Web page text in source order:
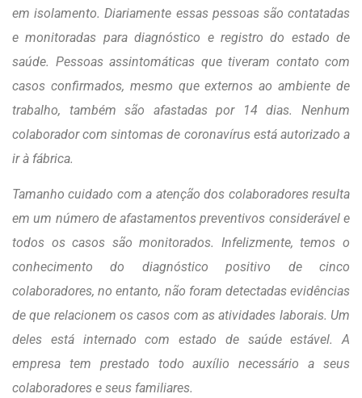
em isolamento. Diariamente essas pessoas são contatadas
e monitoradas para diagnóstico e registro do estado de
saúde. Pessoas assintomáticas que tiveram contato com
casos confirmados, mesmo que externos ao ambiente de
trabalho, também são afastadas por 14 dias. Nenhum
colaborador com sintomas de coronavírus está autorizado a
ir à fábrica.
Tamanho cuidado com a atenção dos colaboradores resulta
em um número de afastamentos preventivos considerável e
todos os casos são monitorados. Infelizmente, temos o
conhecimento do diagnóstico positivo de cinco
colaboradores, no entanto, não foram detectadas evidências
de que relacionem os casos com as atividades laborais. Um
deles está internado com estado de saúde estável. A
empresa tem prestado todo auxílio necessário a seus
colaboradores e seus familiares.